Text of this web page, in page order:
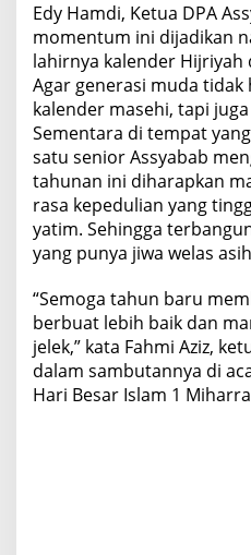
Edy Hamdi, Ketua DPA
momentum ini dijadikan
lahirnya kalender Hijriyah
Agar generasi muda tidak
kalender masehi, tapi
Sementara di tempat
satu senior Assyabab
tahunan ini diharapkan
rasa kepedulian yang
yatim. Sehingga
yang punya jiwa welas
“Semoga tahun baru
berbuat lebih baik dan
jelek,” kata Fahmi Aziz,
dalam sambutannya di
Hari Besar Islam 1